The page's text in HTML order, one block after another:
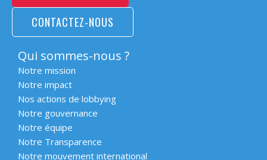
CONTACTEZ-NOUS
Qui sommes-nous ?
Notre mission
Notre impact
Nos actions de lobbying
Notre gouvernance
Notre équipe
Notre Transparence
Notre mouvement international